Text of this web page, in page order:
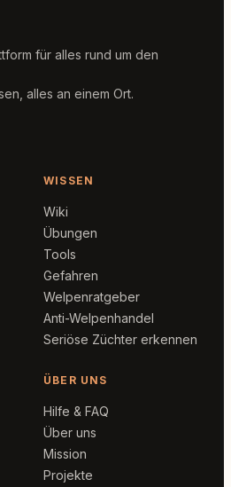
für alles rund um den
alles an einem Ort.
WISSEN
Wiki
Übungen
Tools
Gefahren
Welpenratgeber
Anti-Welpenhandel
Seriöse Züchter erkennen
ÜBER UNS
Hilfe & FAQ
Über uns
Mission
Projekte